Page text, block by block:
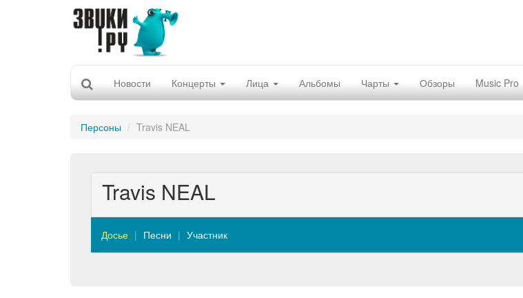
Новости Концерты Лица Альбомы Чарты Обзоры Music Pro
Персоны Travis NEAL
Travis NEAL
Досье Песни Участник